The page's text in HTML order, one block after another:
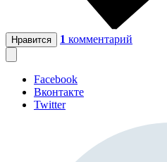
Нравится 1 комментарий
Facebook
Вконтакте
Twitter